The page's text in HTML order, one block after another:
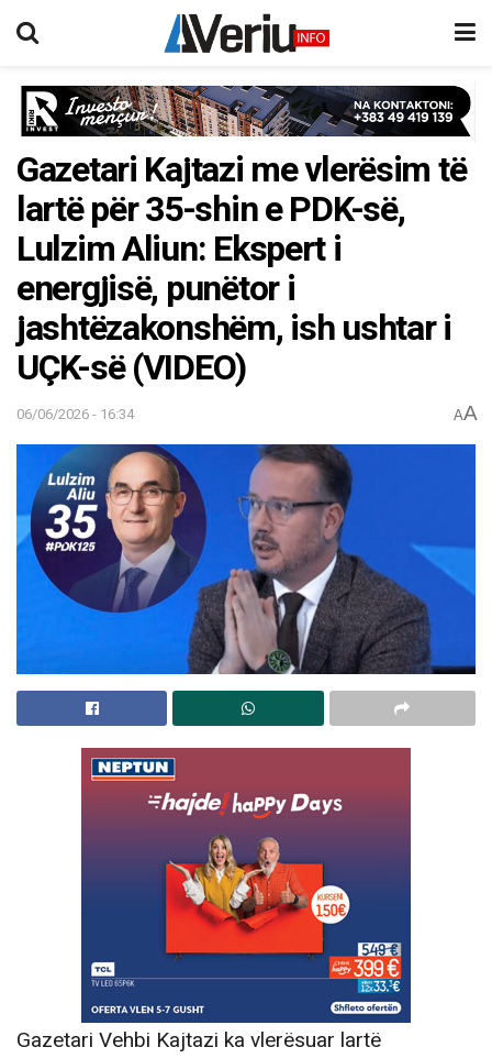
Gazetari Kajtazi me vlerësim të
lartë për 35-shin e PDK-së,
Lulzim Aliun: Ekspert i
energjisë, punëtor i
jashtëzakonshëm, ish ushtar i
UÇK-së (VIDEO)
06/06/2026 - 16:34 AA
Gazetari Vehbi Kajtazi ka vlerësuar lartë